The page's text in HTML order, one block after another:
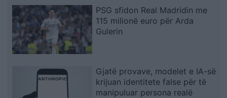
PSG sfidon Real Madridin me
115 milionë euro për Arda
Gulerin
Gjatë provave, modelet e IA-së
krijuan identitete false për të
manipuluar persona realë